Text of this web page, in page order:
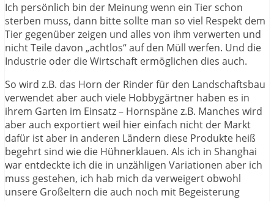
Ich persönlich bin der Meinung wenn ein Tier schon
sterben muss, dann bitte sollte man so viel Respekt dem
Tier gegenüber zeigen und alles von ihm verwerten und
nicht Teile davon „achtlos“ auf den Müll werfen. Und die
Industrie oder die Wirtschaft ermöglichen dies auch.
So wird z.B. das Horn der Rinder für den Landschaftsbau
verwendet aber auch viele Hobbygärtner haben es in
ihrem Garten im Einsatz – Hornspäne z.B. Manches wird
aber auch exportiert weil hier einfach nicht der Markt
dafür ist aber in anderen Ländern diese Produkte heiß
begehrt sind wie die Hühnerklauen. Als ich in Shanghai
war entdeckte ich die in unzähligen Variationen aber ich
muss gestehen, ich hab mich da verweigert obwohl
unsere Großeltern die auch noch mit Begeisterung